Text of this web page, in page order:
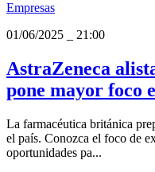
Empresas
01/06/2025
21:00
AstraZeneca
pone mayor foco
La farmacéutica británica
el país. Conozca el foco de
oportunidades pa...